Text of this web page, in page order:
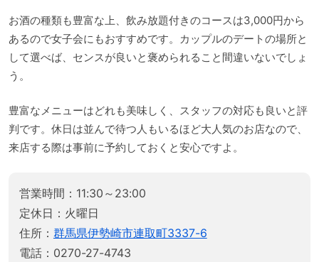
お酒の種類も豊富な上、飲み放題付きのコースは3,000円から
あるので女子会にもおすすめです。カップルのデートの場所と
して選べば、センスが良いと褒められること間違いないでしょ
う。
豊富なメニューはどれも美味しく、スタッフの対応も良いと評
判です。休日は並んで待つ人もいるほど大人気のお店なので、
来店する際は事前に予約しておくと安心ですよ。
営業時間：11:30～23:00
定休日：火曜日
住所： 群馬県伊勢崎市連取町3337-6
電話：0270-27-4743